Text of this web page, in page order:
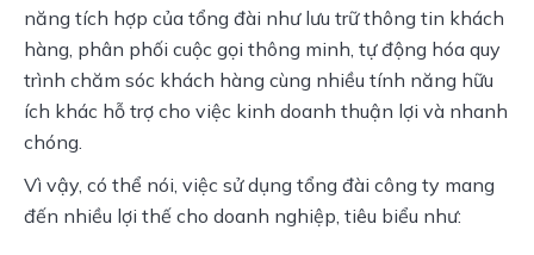
năng tích hợp của tổng đài như lưu trữ thông tin khách
hàng, phân phối cuộc gọi thông minh, tự động hóa quy
trình chăm sóc khách hàng cùng nhiều tính năng hữu
ích khác hỗ trợ cho việc kinh doanh thuận lợi và nhanh
chóng.
Vì vậy, có thể nói, việc sử dụng tổng đài công ty mang
đến nhiều lợi thế cho doanh nghiệp, tiêu biểu như: